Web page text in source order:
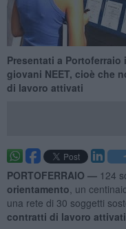
​Presentati a
giovani NEET, cioè che
di lavoro attivati
PORTOFERRAIO — 124
orientamento , un
una rete di 30 soggetti
contratti di lavoro attivati